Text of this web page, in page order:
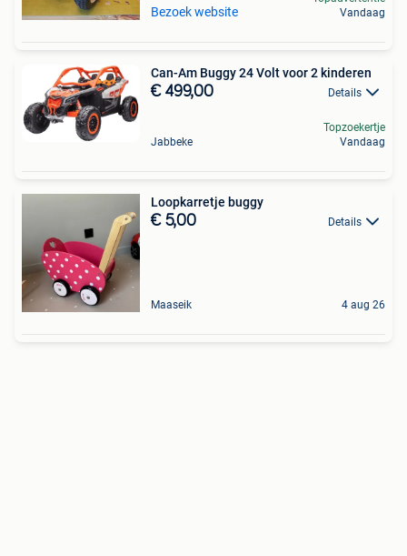
Bezoek website
Vandaag
Can-Am Buggy 24 Volt voor 2 kinderen
€ 499,00 Details
Jabbeke
Topzoekertje
Vandaag
Loopkarretje buggy
€ 5,00 Details
Maaseik 4 aug 26